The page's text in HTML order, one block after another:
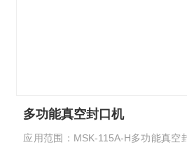
多功能真空封口机
应用范围：MSK-115A-H多功能真空